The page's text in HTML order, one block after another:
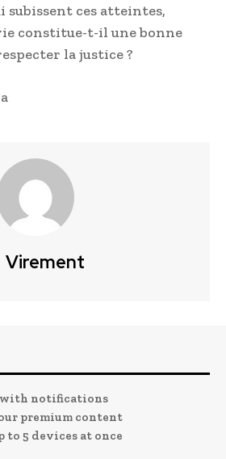
subissent ces atteintes,
constitue-t-il une bonne
la justice ?
Virement
with notifications
premium content
to 5 devices at once